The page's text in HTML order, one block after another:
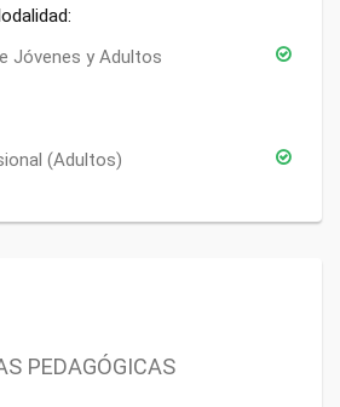
Jóvenes y Adultos
(Adultos)
PEDAGÓGICAS